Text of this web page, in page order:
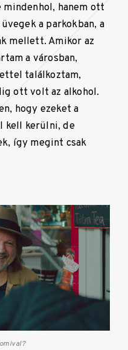
hanem ott
a parkokban, a
mellett. Amikor az
a városban,
találkoztam,
ott volt az alkohol.
hogy ezeket a
kell kerülni, de
így megint csak